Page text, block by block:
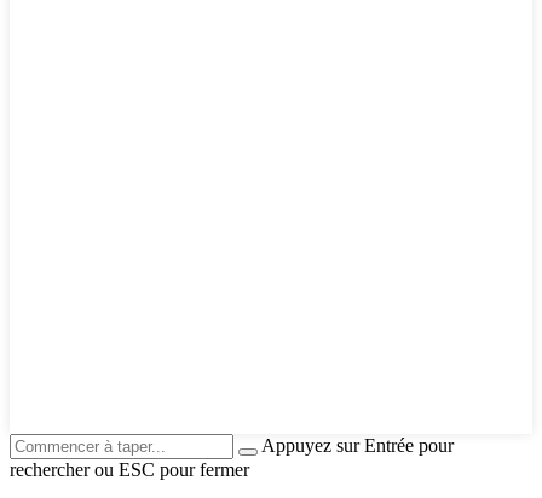
Appuyez sur Entrée pour
rechercher ou ESC pour fermer